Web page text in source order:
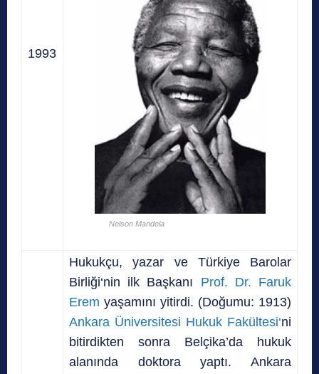
1993
Nelson Mandela
Hukukçu, yazar ve Türkiye Barolar
Birliği‘nin ilk Başkanı Prof. Dr. Faruk
Erem yaşamını yitirdi. (Doğumu: 1913)
Ankara Üniversitesi Hukuk Fakültesi‘ni
bitirdikten sonra Belçika’da hukuk
alanında doktora yaptı. Ankara